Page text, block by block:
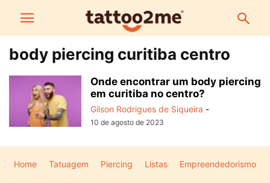
body piercing curitiba centro
Onde encontrar um body piercing
em curitiba no centro?
Gilson Rodrigues de Siqueira -
10 de agosto de 2023
Home Tatuagem Piercing Listas Empreendedorismo